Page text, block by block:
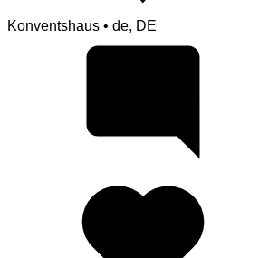
Konventshaus • de, DE